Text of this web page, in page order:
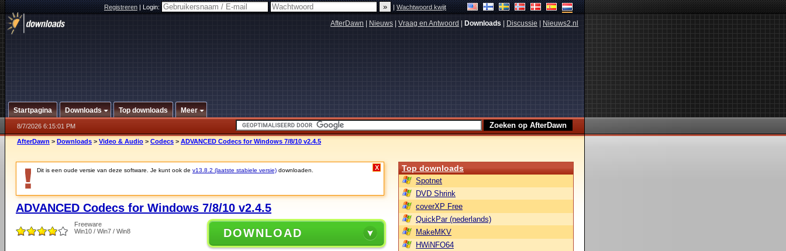
Registreren|Login: |Wachtwoord kwijt
AfterDawn Nieuws Vraag en Antwoord Downloads Discussie Nieuws2.nl
Startpagina Downloads Top downloads Meer
8/7/2026 6:15:01 PM
AfterDawn > Downloads > Video & Audio > Codecs > ADVANCED Codecs for Windows 7/8/10 v2.4.5
Dit is een oude versie van deze software. Je kunt ook de v13.8.2 (laatste stabiele versie) downloaden. X
ADVANCED Codecs for Windows 7/8/10 v2.4.5
Freeware
Win10 / Win7 / Win8
DOWNLOAD
Top downloads
Spotnet
DVD Shrink
coverXP Free
QuickPar (nederlands)
MakeMKV
HWiNFO64